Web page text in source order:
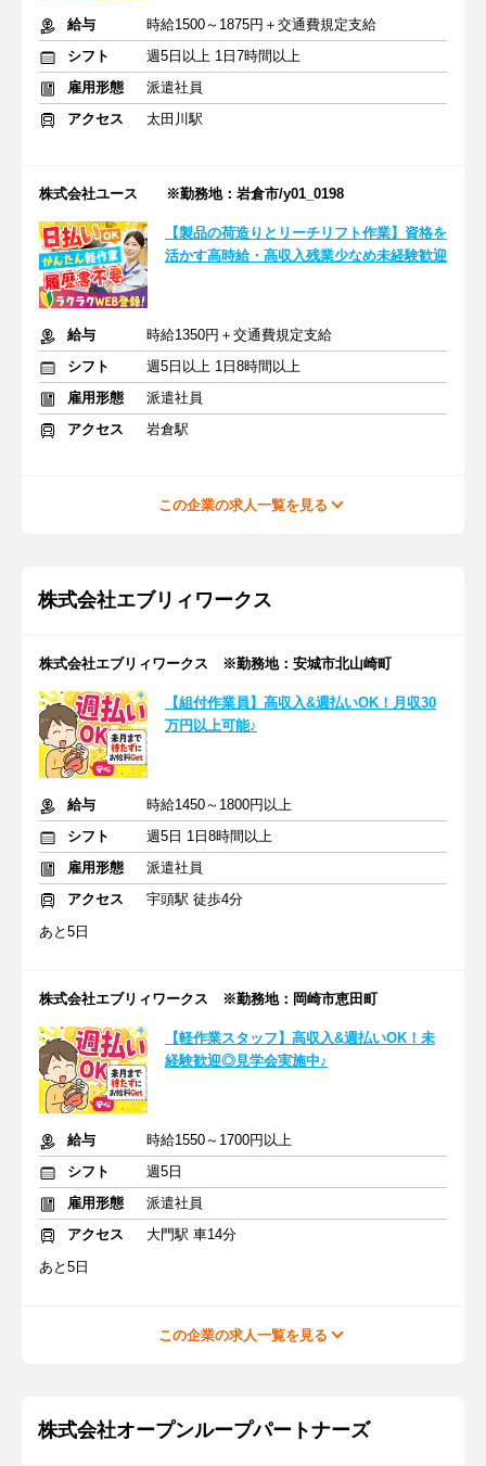
給与
時給1500～1875円＋交通費規定支給
シフト
週5日以上 1日7時間以上
雇用形態
派遣社員
アクセス
太田川駅
株式会社ユース ※勤務地：岩倉市/y01_0198
【製品の荷造りとリーチリフト作業】資格を
活かす高時給・高収入残業少なめ未経験歓迎
給与
時給1350円＋交通費規定支給
シフト
週5日以上 1日8時間以上
雇用形態
派遣社員
アクセス
岩倉駅
この企業の求人一覧を見る
株式会社エブリィワークス
株式会社エブリィワークス ※勤務地：安城市北山崎町
【組付作業員】高収入&週払いOK！月収30
万円以上可能♪
給与
時給1450～1800円以上
シフト
週5日 1日8時間以上
雇用形態
派遣社員
アクセス
宇頭駅 徒歩4分
あと5日
株式会社エブリィワークス ※勤務地：岡崎市恵田町
【軽作業スタッフ】高収入&週払いOK！未
経験歓迎◎見学会実施中♪
給与
時給1550～1700円以上
シフト
週5日
雇用形態
派遣社員
アクセス
大門駅 車14分
あと5日
この企業の求人一覧を見る
株式会社オープンループパートナーズ